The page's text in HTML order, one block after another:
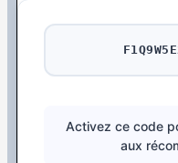
Activez ce code
aux